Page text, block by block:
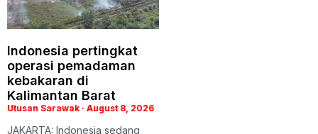
Indonesia pertingkat
operasi pemadaman
kebakaran di
Kalimantan Barat
Utusan Sarawak August 8, 2026
JAKARTA: Indonesia sedang